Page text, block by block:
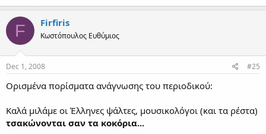
F Firfiris
Κωστόπουλος Ευθύμιος
Dec 1, 2008 #25
Ορισμένα πορίσματα ανάγνωσης του περιοδικού:
Καλά μιλάμε οι Έλληνες ψάλτες, μουσικολόγοι (και τα ρέστα)
τσακώνονται σαν τα κοκόρια...